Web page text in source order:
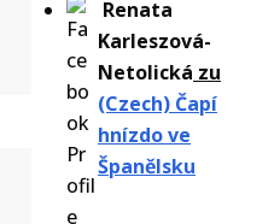
Renata
Karleszová-
Netolická zu
(Czech) Čapí
hnízdo ve
Španělsku